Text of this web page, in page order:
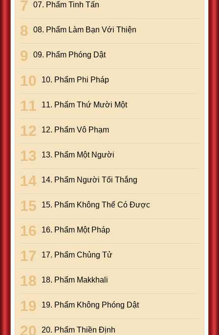
07. Phẩm Tinh Tấn
08. Phẩm Làm Bạn Với Thiện
09. Phẩm Phóng Dật
10. Phẩm Phi Pháp
11. Phẩm Thứ Mười Một
12. Phẩm Vô Phạm
13. Phẩm Một Người
14. Phẩm Người Tối Thắng
15. Phẩm Không Thể Có Ðược
16. Phẩm Một Pháp
17. Phẩm Chủng Tử
18. Phẩm Makkhali
19. Phẩm Không Phóng Dật
20. Phẩm Thiền Ðịnh